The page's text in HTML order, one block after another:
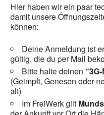
Hier haben wir ein paar
damit unsere
können:
Deine Anmeldung ist
gültig, die du per Mail
Bitte halte deinen
(Geimpft, Genesen oder
alt)
Im FreiWerk gilt